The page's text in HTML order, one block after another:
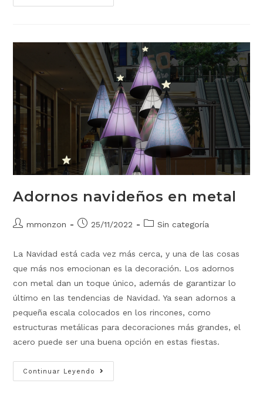
Adornos navideños en metal
mmonzon 25/11/2022 Sin categoría
La Navidad está cada vez más cerca, y una de las cosas
que más nos emocionan es la decoración. Los adornos
con metal dan un toque único, además de garantizar lo
último en las tendencias de Navidad. Ya sean adornos a
pequeña escala colocados en los rincones, como
estructuras metálicas para decoraciones más grandes, el
acero puede ser una buena opción en estas fiestas.
Continuar Leyendo